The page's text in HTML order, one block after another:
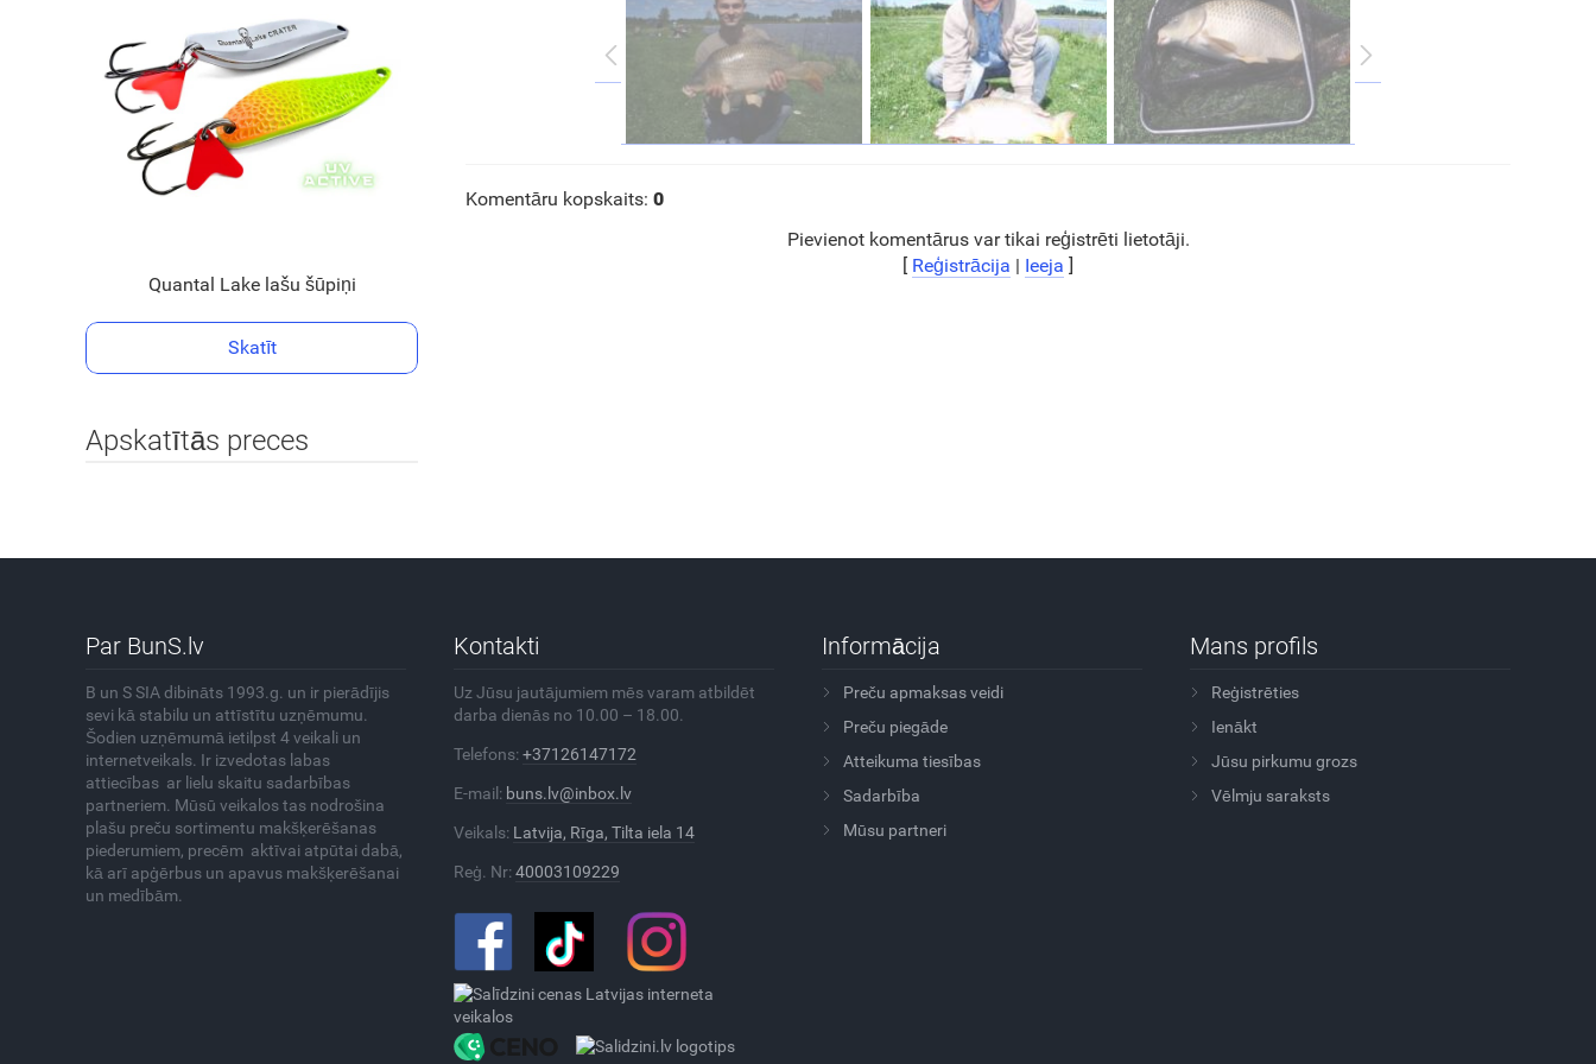
Komentāru kopskaits: 0
Pievienot komentārus var tikai reģistrēti lietotāji.
[ Reģistrācija | Ieeja ]
Quantal Lake lašu šūpiņi
Skatīt
Apskatītās preces
Par BunS.lv
B un S SIA dibināts 1993.g. un ir pierādījis
sevi kā stabilu un attīstītu uzņēmumu.
Šodien uzņēmumā ietilpst 4 veikali un
internetveikals. Ir izvedotas labas
attiecības ar lielu skaitu sadarbības
partneriem. Mūsū veikalos tas nodrošina
plašu preču sortimentu makšķerēšanas
piederumiem, precēm aktīvai atpūtai dabā,
kā arī apģērbus un apavus makšķerēšanai
un medībām.
Kontakti
Uz Jūsu jautājumiem mēs varam atbildēt
darba dienās no 10.00 – 18.00.
Telefons:+37126147172
E-mail: buns.lv@inbox.lv
Veikals: Latvija, Rīga, Tilta iela 14
Reģ. Nr:40003109229
Informācija
Preču apmaksas veidi
Preču piegāde
Atteikuma tiesības
Sadarbība
Mūsu partneri
Mans profils
Reģistrēties
Ienākt
Jūsu pirkumu grozs
Vēlmju saraksts